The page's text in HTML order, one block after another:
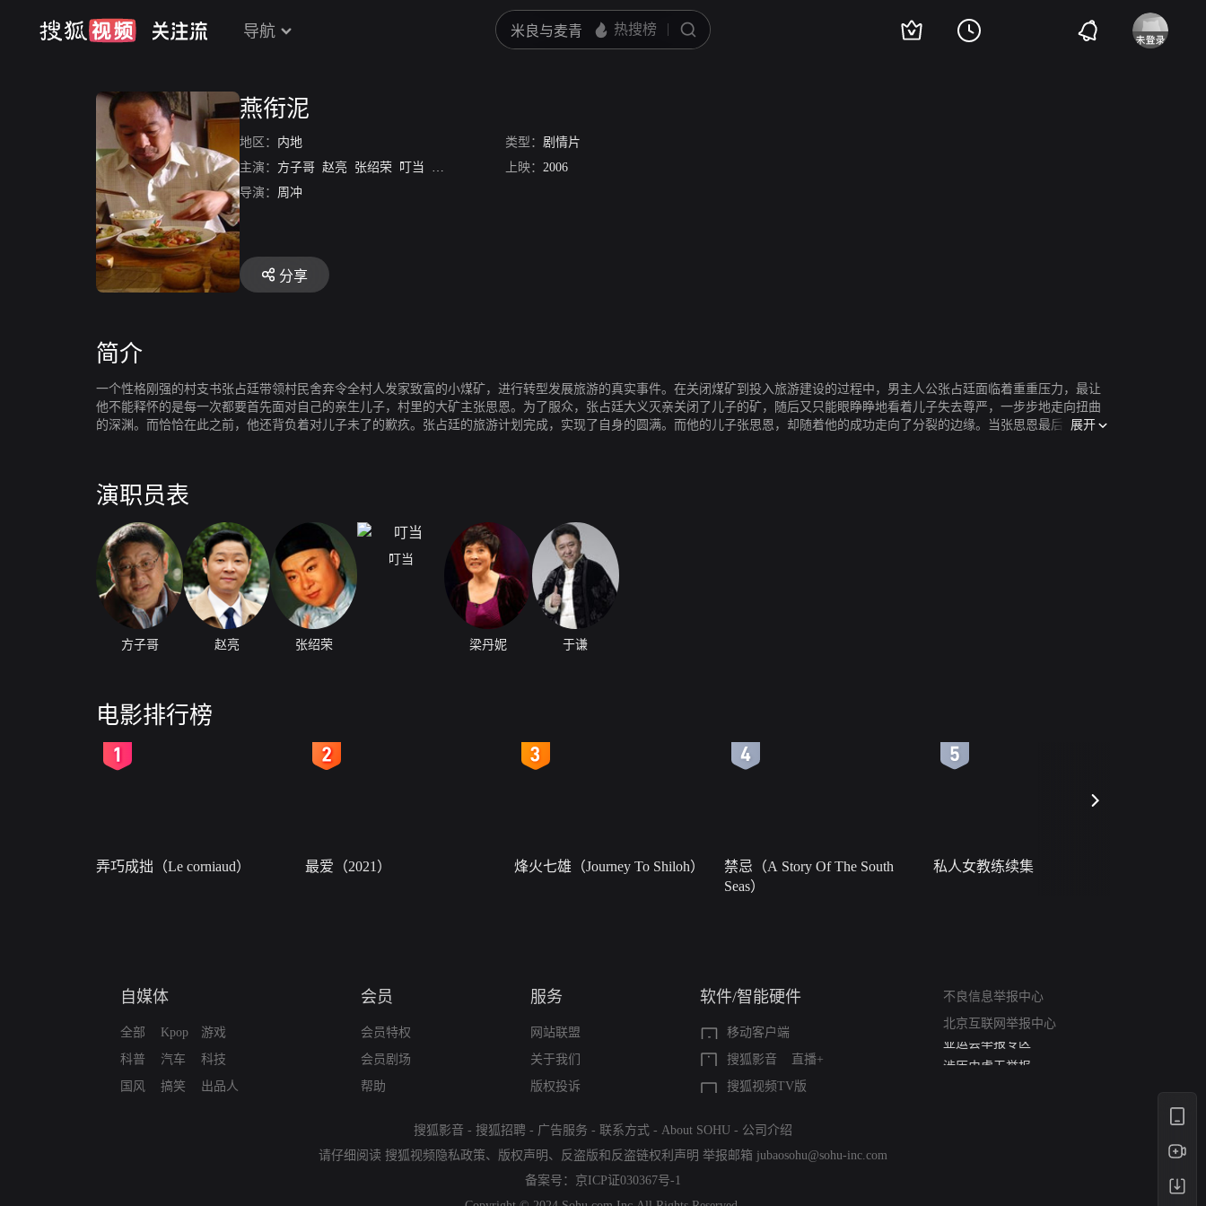
导航
燕衔泥
地区： 内地 类型： 剧情片
主演： 方子哥 赵亮 张绍荣 叮当 梁丹妮 上映： 2006
导演： 周冲
分享
简介
一个性格刚强的村支书张占廷带领村民舍弃令全村人发家致富的小煤矿，进行转型发展旅游的真实事件。在关闭煤矿到投入旅游建设的过程中，男主人公张占廷面临着重重压力，最让
他不能释怀的是每一次都要首先面对自己的亲生儿子，村里的大矿主张思恩。为了服众，张占廷大义灭亲关闭了儿子的矿，随后又只能眼睁睁地看着儿子失去尊严，一步步地走向扭曲
的深渊。而恰恰在此之前，他还背负着对儿子未了的歉疚。张占廷的旅游计划完成，实现了自身的圆满。而他的儿子张思恩，却随着他的成功走向了分裂的边缘。当张思恩最后成为全
展开
演职员表
方子哥 赵亮 张绍荣
叮当
梁丹妮 于谦
电影排行榜
弄巧成拙（Le corniaud） 最爱（2021） 烽火七雄（Journey To Shiloh）
禁忌（A Story Of The South
Seas）
私人女教练续集
自媒体
全部
科普
国风
Kpop
汽车
搞笑
游戏
科技
出品人
会员
会员特权
会员剧场
帮助
服务
网站联盟
关于我们
版权投诉
软件/智能硬件
移动客户端
搜狐影音
直播+
搜狐视频TV版
不良信息举报中心
北京互联网举报中心
亚运会举报专区
搜狐影音 - 搜狐招聘 - 广告服务 - 联系方式 - About SOHU - 公司介绍
请仔细阅读 搜狐视频隐私政策、 版权声明 、 反盗版和反盗链权利声明 举报邮箱 jubaosohu@sohu-inc.com
备案号： 京ICP证030367号-1